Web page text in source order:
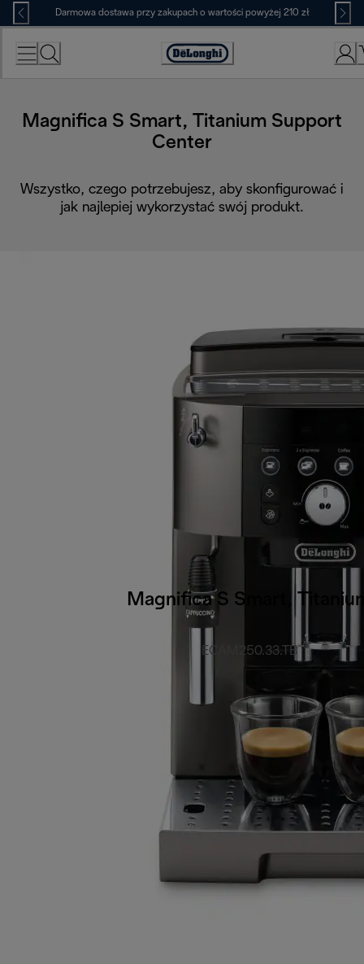
Skip
to
Content
Darmowa dostawa przy zakupach o wartości powyżej 210 zł
Deklaracja
Magnifica S Smart, Titanium Support
Center
Wszystko, czego potrzebujesz, aby skonfigurować i
jak najlepiej wykorzystać swój produkt.
Magnifica S Smart,
ECAM250.33.TB